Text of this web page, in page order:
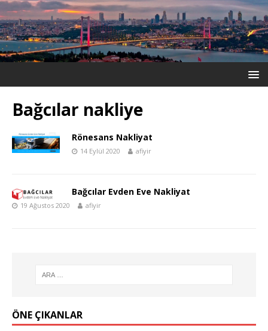
Bağcılar nakliye
Rönesans Nakliyat
14 Eylül 2020 afiyir
Bağcılar Evden Eve Nakliyat
19 Ağustos 2020 afiyir
ÖNE ÇIKANLAR